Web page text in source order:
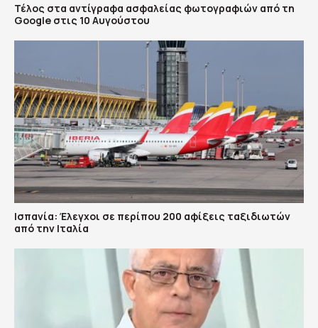
Τέλος στα αντίγραφα ασφαλείας φωτογραφιών από τη
Google στις 10 Αυγούστου
Ισπανία: Έλεγχοι σε περίπου 200 αφίξεις ταξιδιωτών
από την Ιταλία